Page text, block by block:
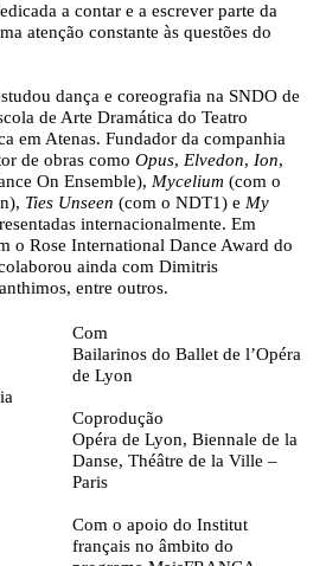
a contar e a escrever parte da
atenção constante às questões do
dança e coreografia na SNDO de
de Arte Dramática do Teatro
em Atenas. Fundador da companhia
de obras como Opus, Elvedon, Ion,
On Ensemble), Mycelium (com o
Ties Unseen (com o NDT1) e My
internacionalmente. Em
o Rose International Dance Award do
ainda com Dimitris
entre outros.
Com
Bailarinos do Ballet de l’Opéra
de Lyon
Coprodução
Opéra de Lyon, Biennale de la
Danse, Théâtre de la Ville –
Paris
Com o apoio do Institut
français no âmbito do